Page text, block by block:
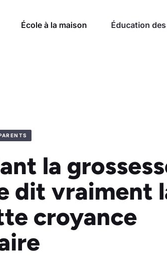
École à la maison Éducation
la
dit vraiment
croyance